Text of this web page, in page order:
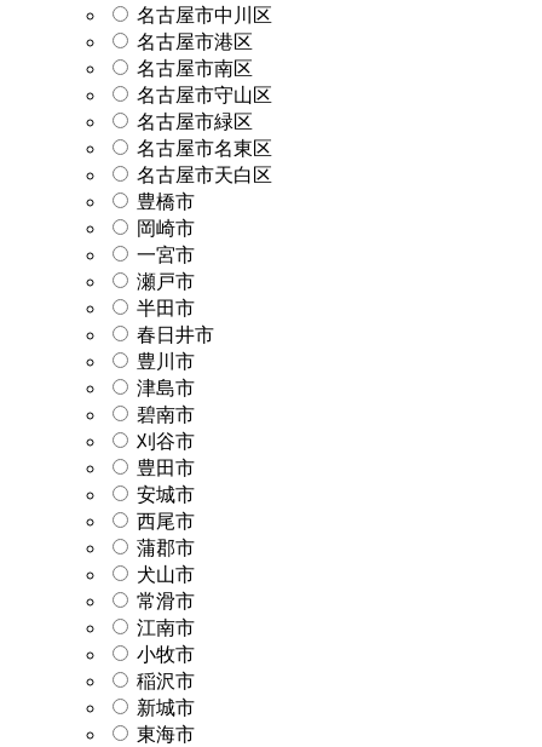
名古屋市中川区
名古屋市港区
名古屋市南区
名古屋市守山区
名古屋市緑区
名古屋市名東区
名古屋市天白区
豊橋市
岡崎市
一宮市
瀬戸市
半田市
春日井市
豊川市
津島市
碧南市
刈谷市
豊田市
安城市
西尾市
蒲郡市
犬山市
常滑市
江南市
小牧市
稲沢市
新城市
東海市